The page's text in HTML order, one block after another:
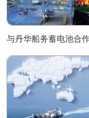
与丹华船务蓄电池合